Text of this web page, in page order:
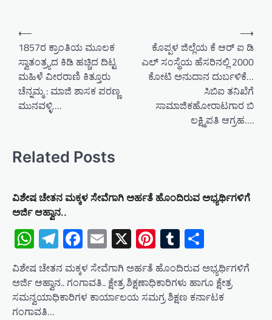
i
a
t
o
n
⟵
1857ರ ಕ್ರಾಂತಿಯ ಮೂಲಕ
ಸ್ವಾತಂತ್ರ್ಯದ ಕಿಡಿ ಹಚ್ಚಿದ ದಿಟ್ಟ
ಮಹಿಳೆ ವೀರರಾಣಿ ಕಿತ್ತೂರು
ಚೆನ್ನಮ್ಮ : ಮಾಜಿ ಶಾಸಕ ಪರಣ್ಣ
ಮುನವಳ್ಳಿ….
ಕೊಪ್ಪಳ ಜಿಲ್ಲೆಯ ಕೆ ಆರ್ ಐ ಡಿ
ಎಲ್ ಸಂಸ್ಥೆಯ ಹೆಸರಿನಲ್ಲಿ 2000
ಕೋಟಿ ಅನುದಾನ ದುರ್ಬಳಿಕೆ…
ಸಿಬಿಐ ತನಿಖೆಗೆ
ಸಾಮಾಜಿಕಹೋರಾಟಗಾರ ಬಿ
ಲಕ್ಷ್ಮಿಪತಿ ಆಗ್ರಹ….
⟶
Related Posts
ವಿಶೇಷ ಚೇತನ ಮಕ್ಕಳ ಸೇವೆಗಾಗಿ ಅರ್ಹತೆ ಹೊಂದಿರುವ ಅಭ್ಯರ್ಥಿಗಳಿಗೆ
ಅರ್ಜಿ ಆಹ್ವಾನ..
WhatsApp
Telegram
Facebook
Email
X Pinterest
Tumblr
ವಿಶೇಷ ಚೇತನ ಮಕ್ಕಳ ಸೇವೆಗಾಗಿ ಅರ್ಹತೆ ಹೊಂದಿರುವ ಅಭ್ಯರ್ಥಿಗಳಿಗೆ
ಅರ್ಜಿ ಆಹ್ವಾನ.. ಗಂಗಾವತಿ.. ಕ್ಷೇತ್ರ ಶಿಕ್ಷಣಾಧಿಕಾರಿಗಳು ಹಾಗೂ ಕ್ಷೇತ್ರ
ಸಮನ್ವಯಾಧಿಕಾರಿಗಳ ಕಾರ್ಯಾಲಯ ಸಮಗ್ರ ಶಿಕ್ಷಣ ಕರ್ನಾಟಕ
ಗಂಗಾವತಿ…